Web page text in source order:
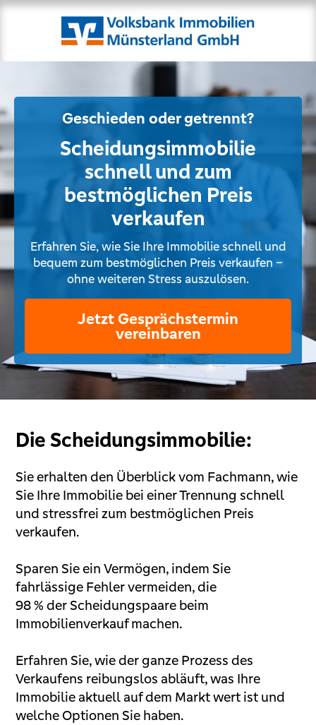
Geschieden oder getrennt?
Scheidungsimmobilie
schnell und zum
bestmöglichen Preis
verkaufen
Erfahren Sie, wie Sie Ihre Immobilie schnell und
bequem zum bestmöglichen Preis verkaufen –
ohne weiteren Stress auszulösen.
Jetzt Gesprächstermin
vereinbaren
Die Scheidungsimmobilie:
Sie erhalten den Überblick vom Fachmann, wie
Sie Ihre Immobilie bei einer Trennung schnell
und stressfrei zum bestmöglichen Preis
verkaufen.
Sparen Sie ein Vermögen, indem Sie
fahrlässige Fehler vermeiden, die
98 % der Scheidungspaare beim
Immobilienverkauf machen.
Erfahren Sie, wie der ganze Prozess des
Verkaufens reibungslos abläuft, was Ihre
Immobilie aktuell auf dem Markt wert ist und
welche Optionen Sie haben.